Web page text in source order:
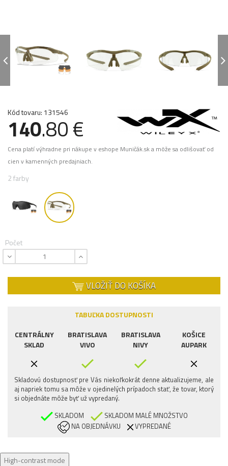
Kód tovaru: 131546
140.80 €
Cena platí výhradne pri nákupe v eshope Muničák.sk a môže sa odlišovať od
cien v kamenných predajniach.
2 farby
Počet
VLOŽIŤ DO KOŠÍKA
TABUĽKA DOSTUPNOSTI
CENTRÁLNY
SKLAD
BRATISLAVA
VIVO
BRATISLAVA
NIVY
KOŠICE
AUPARK
Skladovú dostupnosť pre Vás niekoľkokrát denne aktualizujeme, ale
aj napriek tomu sa môže v ojedinelých prípadoch stať, že tovar, ktorý
si objednáte môže byť už vypredaný.
SKLADOM
SKLADOM MALÉ MNOŽSTVO
NA OBJEDNÁVKU
VYPREDANÉ
High-contrast mode